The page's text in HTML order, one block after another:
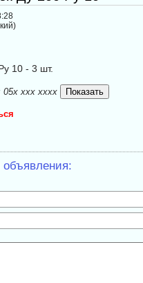
10 - 3 шт.
05x xxx xxxx
объявления: